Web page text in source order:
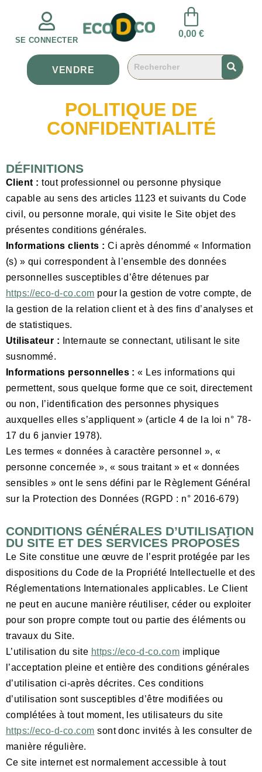
SE CONNECTER
0,00€
VENDRE
POLITIQUE DE
CONFIDENTIALITÉ
DÉFINITIONS
Client : tout professionnel ou personne physique
capable au sens des articles 1123 et suivants du Code
civil, ou personne morale, qui visite le Site objet des
présentes conditions générales.
Informations clients : Ci après dénommé « Information
(s) » qui correspondent à l’ensemble des données
personnelles susceptibles d’être détenues par
https://eco-d-co.com pour la gestion de votre compte, de
la gestion de la relation client et à des fins d’analyses et
de statistiques.
Utilisateur : Internaute se connectant, utilisant le site
susnommé.
Informations personnelles : « Les informations qui
permettent, sous quelque forme que ce soit, directement
ou non, l’identification des personnes physiques
auxquelles elles s’appliquent » (article 4 de la loi n° 78-
17 du 6 janvier 1978).
Les termes « données à caractère personnel », «
personne concernée », « sous traitant » et « données
sensibles » ont le sens défini par le Règlement Général
sur la Protection des Données (RGPD : n° 2016-679)
CONDITIONS GÉNÉRALES D’UTILISATION
DU SITE ET DES SERVICES PROPOSÉS
Le Site constitue une œuvre de l’esprit protégée par les
dispositions du Code de la Propriété Intellectuelle et des
Réglementations Internationales applicables. Le Client
ne peut en aucune manière réutiliser, céder ou exploiter
pour son propre compte tout ou partie des éléments ou
travaux du Site.
L’utilisation du site https://eco-d-co.com implique
l’acceptation pleine et entière des conditions générales
d’utilisation ci-après décrites. Ces conditions
d’utilisation sont susceptibles d’être modifiées ou
complétées à tout moment, les utilisateurs du site
https://eco-d-co.com sont donc invités à les consulter de
manière régulière.
Ce site internet est normalement accessible à tout